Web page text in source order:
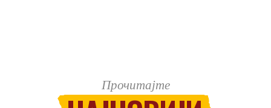
Прочитајте